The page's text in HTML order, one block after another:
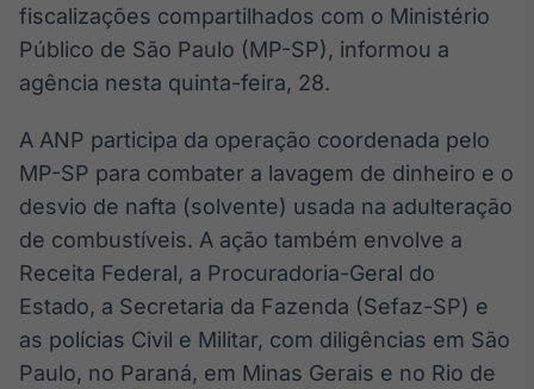
White Label
Plataforma para
conteúdos
personalizados
Soluções de Dados
e Conteúdos
Broadcast
OTC
Plataforma para
negociação de
ativos
Broadcast
Datafeed
fiscalizações compartilhados com o Ministério
Público de São Paulo (MP-SP), informou a
agência nesta quinta-feira, 28.
A ANP participa da operação coordenada pelo
MP-SP para combater a lavagem de dinheiro e o
desvio de nafta (solvente) usada na adulteração
de combustíveis. A ação também envolve a
Receita Federal, a Procuradoria-Geral do
Estado, a Secretaria da Fazenda (Sefaz-SP) e
as polícias Civil e Militar, com diligências em São
Paulo, no Paraná, em Minas Gerais e no Rio de